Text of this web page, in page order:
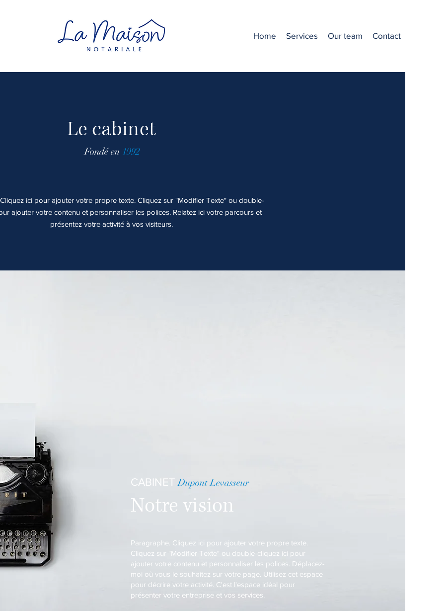
Home Services Our team Contact
Le cabinet
Fondé en 1992
ici pour ajouter votre propre texte. Cliquez sur "Modifier Texte" ou double-
ajouter votre contenu et personnaliser les polices. Relatez ici votre parcours et
présentez votre activité à vos visiteurs.
CABINET Dupont Levasseur
Notre vision
Paragraphe. Cliquez ici pour ajouter votre propre texte.
Cliquez sur "Modifier Texte" ou double-cliquez ici pour
ajouter votre contenu et personnaliser les polices. Déplacez-
moi où vous le souhaitez sur votre page. Utilisez cet espace
pour décrire votre activité. C'est l'espace idéal pour
présenter votre entreprise et vos services.